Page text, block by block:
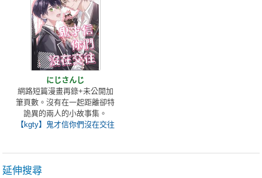
にじさんじ
網路短篇漫畫再錄+未公開加
筆頁數。沒有在一起距離卻特
詭異的兩人的小故事集。
【kgty】鬼才信你們沒在交往
延伸搜尋